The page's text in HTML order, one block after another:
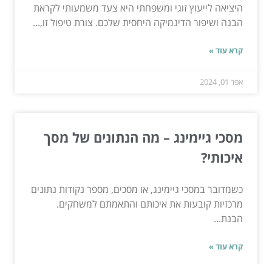
היציאה לייעוץ זוגי ומשפחתי היא צעד משמעותי לקראת
הבנה ושיפור הדינמיקה היחסית שלכם. צורת טיפול זו,...
קרא עוד »
אפר 01, 2024
מסכי גיימינג – מה הנתונים של מסך
איכותי?
כשמדובר במסכי גיימינג, או מסכים, מספר נקודות נתונים
מרכזיות קובעות את איכותם והתאמתם למשחקים.
הבנת...
קרא עוד »